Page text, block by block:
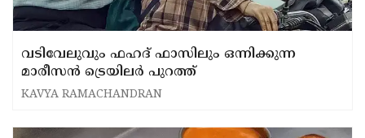
വടിവേലുവും ഫഹദ് ഫാസിലും ഒന്നിക്കുന്ന
മാരീസൻ ട്രെയിലർ പുറത്ത്
KAVYA RAMACHANDRAN